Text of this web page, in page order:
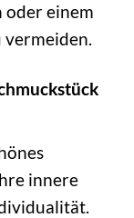
oder einem
vermeiden.
innere